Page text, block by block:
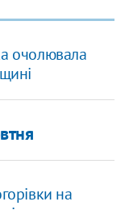
очолювала
на